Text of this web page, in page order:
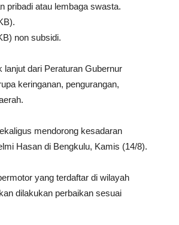
pribadi atau lembaga swasta.
non subsidi.
dari Peraturan Gubernur
keringanan, pengurangan,
mendorong kesadaran
Hasan di Bengkulu, Kamis (14/8).
yang terdaftar di wilayah
dilakukan perbaikan sesuai